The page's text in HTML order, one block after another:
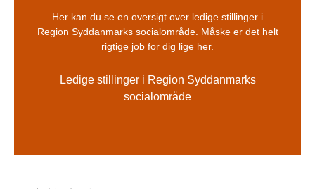
Her kan du se en oversigt over ledige stillinger i
Region Syddanmarks socialområde. Måske er det helt
rigtige job for dig lige her.
Ledige stillinger i Region Syddanmarks
socialområde